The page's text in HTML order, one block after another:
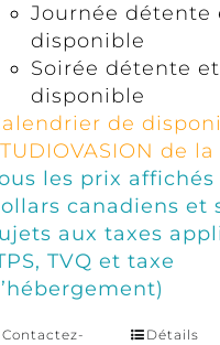
Journée détente
disponible
Soirée détente
disponible
de
de
les prix
canadiens et
aux taxes
TVQ et taxe
Contactez-
Détails